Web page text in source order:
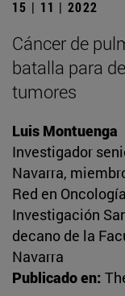
15 | 11 | 2022
Cáncer de
batalla para
tumores
Luis Montuenga
Investigador
Navarra,
Red en
Investigación
decano de la
Navarra
Publicado en: